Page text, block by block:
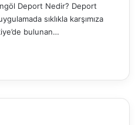
Deport Nedir? Deport
sıklıkla karşımıza
bulunan…